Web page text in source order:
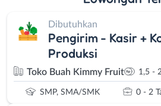
Dibutuhkan
Pengirim - Kasir +
Produksi
Toko Buah Kimmy Fruit 1,5 -
SMP, SMA/SMK 0 - 2